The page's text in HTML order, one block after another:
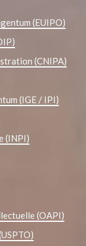
(EUIPO)
(CNIPA)
(IGE / IPI)
(INPI)
(OAPI)